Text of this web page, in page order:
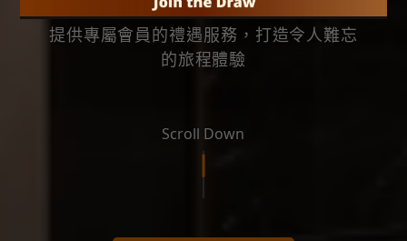
提供專屬會員的禮遇服務，打造令人難忘
的旅程體驗
Scroll Down